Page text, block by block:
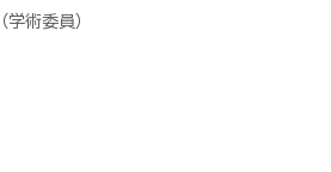
術委員）